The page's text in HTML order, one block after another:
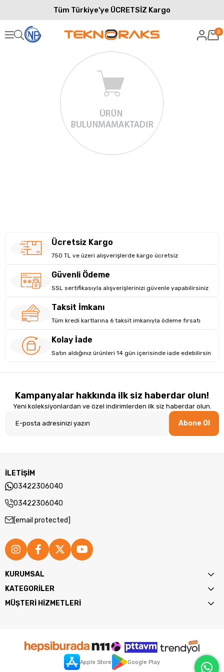
Tüm Türkiye'ye ÜCRETSİZ Kargo
0
Ücretsiz Kargo
750 TL ve üzeri alışverişlerde kargo ücretsiz
Güvenli Ödeme
SSL sertifikasıyla alışverişlerinizi güvenle yapabilirsiniz
Taksit İmkanı
Tüm kredi kartlarına 6 taksit imkanıyla ödeme fırsatı
Kolay İade
Satın aldığınız ürünleri 14 gün içerisinde iade edebilirsin
Kampanyalar hakkında ilk siz haberdar olun!
Yeni koleksiyonlardan ve özel indirimlerden ilk siz haberdar olun.
Abone Ol
İLETİŞİM
03422306040
03422306040
[email protected]
KURUMSAL
KATEGORİLER
MÜŞTERİ HİZMETLERİ
Apple Store Google Play